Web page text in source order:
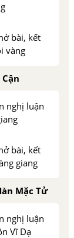
bài, kết
vàng
nghị luận
bài, kết
giang
Mặc Tử
nghị luận
Vĩ Dạ